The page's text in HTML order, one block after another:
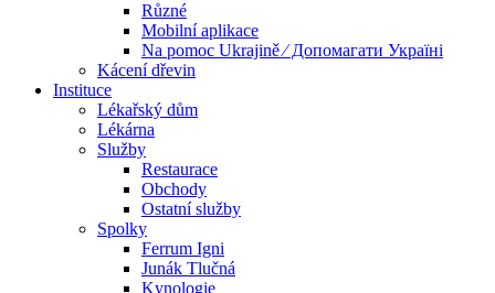
Různé
Mobilní aplikace
Na pomoc Ukrajině ⁄ Допомагати Україні
Kácení dřevin
Instituce
Lékařský dům
Lékárna
Služby
Restaurace
Obchody
Ostatní služby
Spolky
Ferrum Igni
Junák Tlučná
Kynologie